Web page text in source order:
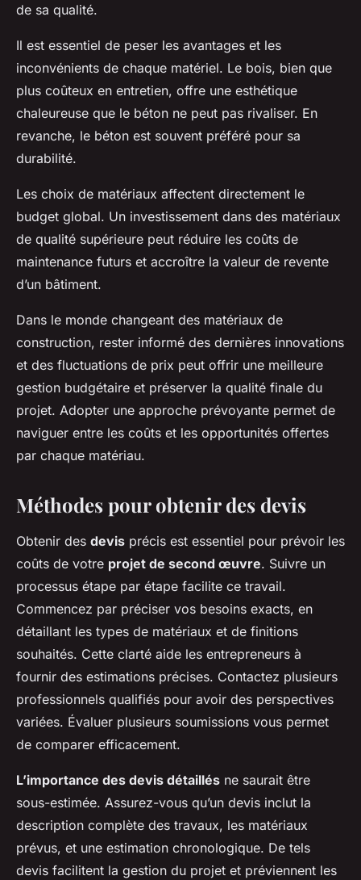
de sa qualité.
Il est essentiel de peser les avantages et les
inconvénients de chaque matériel. Le bois, bien que
plus coûteux en entretien, offre une esthétique
chaleureuse que le béton ne peut pas rivaliser. En
revanche, le béton est souvent préféré pour sa
durabilité.
Les choix de matériaux affectent directement le
budget global. Un investissement dans des matériaux
de qualité supérieure peut réduire les coûts de
maintenance futurs et accroître la valeur de revente
d’un bâtiment.
Dans le monde changeant des matériaux de
construction, rester informé des dernières innovations
et des fluctuations de prix peut offrir une meilleure
gestion budgétaire et préserver la qualité finale du
projet. Adopter une approche prévoyante permet de
naviguer entre les coûts et les opportunités offertes
par chaque matériau.
Méthodes pour obtenir des devis
Obtenir des devis précis est essentiel pour prévoir les
coûts de votre projet de second œuvre. Suivre un
processus étape par étape facilite ce travail.
Commencez par préciser vos besoins exacts, en
détaillant les types de matériaux et de finitions
souhaités. Cette clarté aide les entrepreneurs à
fournir des estimations précises. Contactez plusieurs
professionnels qualifiés pour avoir des perspectives
variées. Évaluer plusieurs soumissions vous permet
de comparer efficacement.
L’importance des devis détaillés ne saurait être
sous-estimée. Assurez-vous qu’un devis inclut la
description complète des travaux, les matériaux
prévus, et une estimation chronologique. De tels
devis facilitent la gestion du projet et préviennent les